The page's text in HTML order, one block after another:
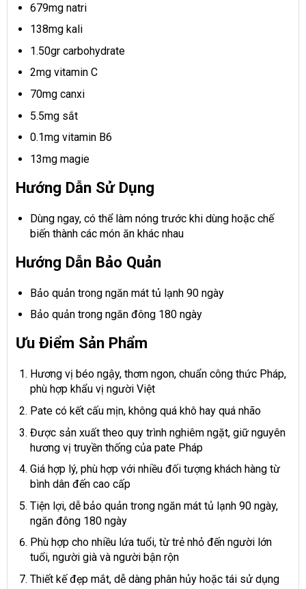
679mg natri
138mg kali
1.50gr carbohydrate
2mg vitamin C
70mg canxi
5.5mg sắt
0.1mg vitamin B6
13mg magie
Hướng Dẫn Sử Dụng
Dùng ngay, có thể làm nóng trước khi dùng hoặc chế
biến thành các món ăn khác nhau
Hướng Dẫn Bảo Quản
Bảo quản trong ngăn mát tủ lạnh 90 ngày
Bảo quản trong ngăn đông 180 ngày
Ưu Điểm Sản Phẩm
Hương vị béo ngậy, thơm ngon, chuẩn công thức Pháp,
phù hợp khẩu vị người Việt
Pate có kết cấu mịn, không quá khô hay quá nhão
Được sản xuất theo quy trình nghiêm ngặt, giữ nguyên
hương vị truyền thống của pate Pháp
Giá hợp lý, phù hợp với nhiều đối tượng khách hàng từ
bình dân đến cao cấp
Tiện lợi, dễ bảo quản trong ngăn mát tủ lạnh 90 ngày,
ngăn đông 180 ngày
Phù hợp cho nhiều lứa tuổi, từ trẻ nhỏ đến người lớn
tuổi, người già và người bận rộn
Thiết kế đẹp mắt, dễ dàng phân hủy hoặc tái sử dụng